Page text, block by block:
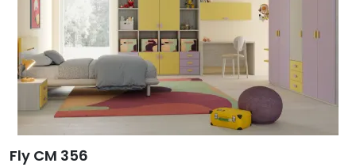
Fly CM 356